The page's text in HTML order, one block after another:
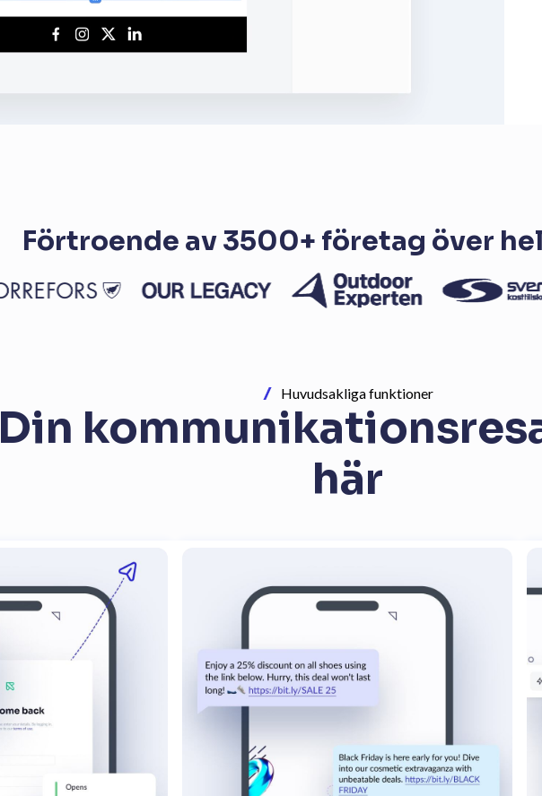
Förtroende av 3500+ företag över
Huvudsakliga funktioner
Din
här